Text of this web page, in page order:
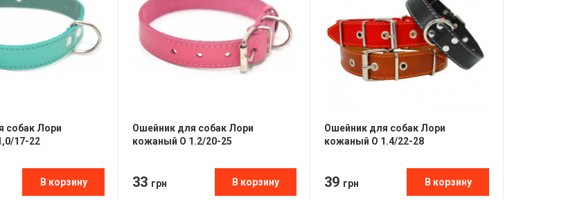
собак Лори
17-22
В корзину
Ошейник для собак Лори
кожаный О 1.2/20-25
33 грн В корзину
Ошейник для собак Лори
кожаный О 1.4/22-28
39 грн В корзину